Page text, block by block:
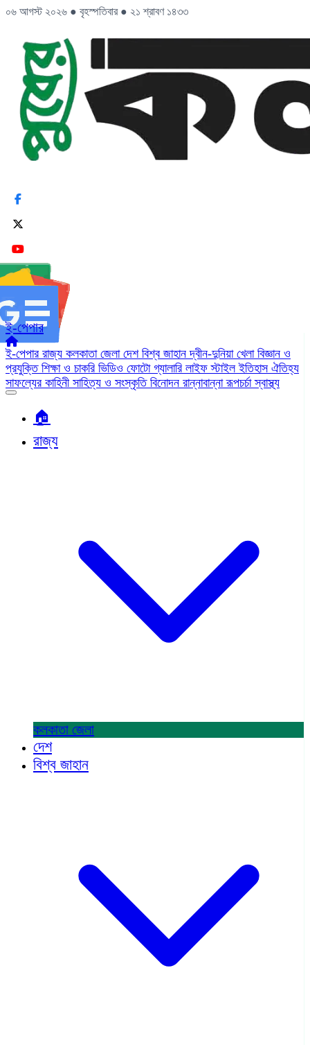
০৬ আগস্ট ২০২৬ ● বৃহস্পতিবার ● ২১ শ্রাবণ ১৪৩৩
ই-পেপার
ই-পেপার রাজ্য কলকাতা জেলা দেশ বিশ্ব জাহানদ্বীন-দুনিয়া খেলা বিজ্ঞান ও
প্রযুক্তি শিক্ষা ও চাকরি ভিডিও ফোটো গ্যালারি লাইফ স্টাইলইতিহাস ঐতিহ্য
সাফল্যের কাহিনী সাহিত্য ও সংস্কৃতি বিনোদন রান্নাবান্নারূপচর্চাস্বাস্থ্য
🏠︎
রাজ্য
কলকাতা জেলা
দেশ
বিশ্ব জাহান